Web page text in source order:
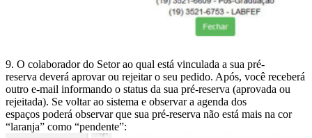
9. O colaborador do Setor ao qual está vinculada a sua pré-
reserva deverá aprovar ou rejeitar o seu pedido. Após, você receberá
outro e-mail informando o status da sua pré-reserva (aprovada ou
rejeitada). Se voltar ao sistema e observar a agenda dos
espaços poderá observar que sua pré-reserva não está mais na cor
“laranja” como “pendente”: